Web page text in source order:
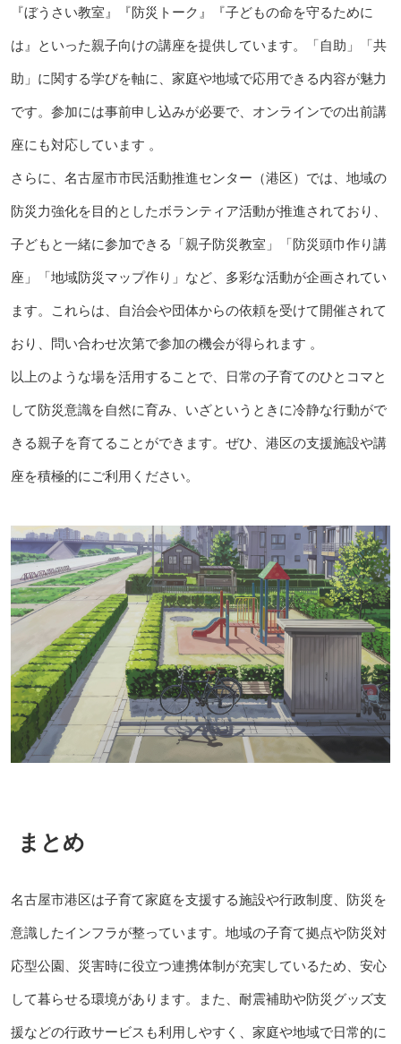
『ぼうさい教室』『防災トーク』『子どもの命を守るために
は』といった親子向けの講座を提供しています。「自助」「共
助」に関する学びを軸に、家庭や地域で応用できる内容が魅力
です。参加には事前申し込みが必要で、オンラインでの出前講
座にも対応しています 。
さらに、名古屋市市民活動推進センター（港区）では、地域の
防災力強化を目的としたボランティア活動が推進されており、
子どもと一緒に参加できる「親子防災教室」「防災頭巾作り講
座」「地域防災マップ作り」など、多彩な活動が企画されてい
ます。これらは、自治会や団体からの依頼を受けて開催されて
おり、問い合わせ次第で参加の機会が得られます 。
以上のような場を活用することで、日常の子育てのひとコマと
して防災意識を自然に育み、いざというときに冷静な行動がで
きる親子を育てることができます。ぜひ、港区の支援施設や講
座を積極的にご利用ください。
まとめ
名古屋市港区は子育て家庭を支援する施設や行政制度、防災を
意識したインフラが整っています。地域の子育て拠点や防災対
応型公園、災害時に役立つ連携体制が充実しているため、安心
して暮らせる環境があります。また、耐震補助や防災グッズ支
援などの行政サービスも利用しやすく、家庭や地域で日常的に